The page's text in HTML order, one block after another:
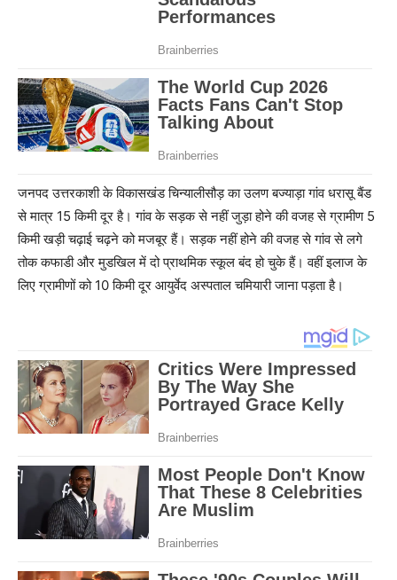
जनपद उत्तरकाशी के विकासखंड चिन्यालीसौड़ का उलण बज्याड़ा गांव धरासू बैंड
से मात्र 15 किमी दूर है। गांव के सड़क से नहीं जुड़ा होने की वजह से ग्रामीण 5
किमी खड़ी चढ़ाई चढ़ने को मजबूर हैं। सड़क नहीं होने की वजह से गांव से लगे
तोक कफाडी और मुडखिल में दो प्राथमिक स्कूल बंद हो चुके हैं। वहीं इलाज के
लिए ग्रामीणों को 10 किमी दूर आयुर्वेद अस्पताल चमियारी जाना पड़ता है।